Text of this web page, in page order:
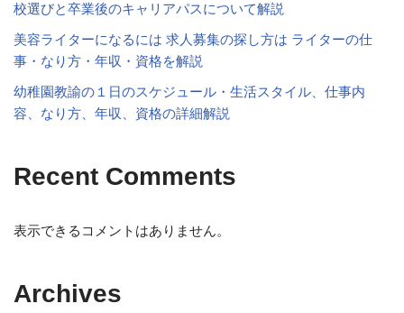
校選びと卒業後のキャリアパスについて解説
美容ライターになるには 求人募集の探し方は ライターの仕
事・なり方・年収・資格を解説
幼稚園教諭の１日のスケジュール・生活スタイル、仕事内
容、なり方、年収、資格の詳細解説
Recent Comments
表示できるコメントはありません。
Archives